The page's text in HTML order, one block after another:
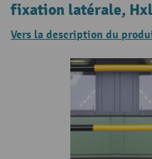
fixation latérale,
Vers la description du